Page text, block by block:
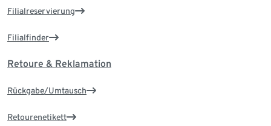
Filialreservierung
Filialfinder
Retoure & Reklamation
Rückgabe/Umtausch
Retourenetikett